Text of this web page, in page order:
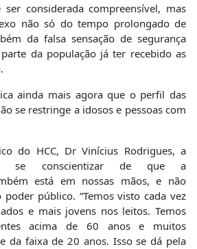
considerada compreensível, mas
não só do tempo prolongado de
da falsa sensação de segurança
da população já ter recebido as
ainda mais agora que o perfil das
se restringe a idosos e pessoas com
do HCC, Dr Vinícius Rodrigues, a
se conscientizar de que a
está em nossas mãos, e não
poder público. “Temos visto cada vez
e mais jovens nos leitos. Temos
acima de 60 anos e muitos
da faixa de 20 anos. Isso se dá pela